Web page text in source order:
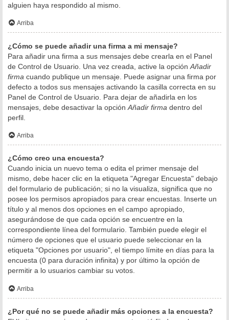
alguien haya respondido al mismo.
Arriba
¿Cómo se puede añadir una firma a mi mensaje?
Para añadir una firma a sus mensajes debe crearla en el Panel
de Control de Usuario. Una vez creada, active la opción Añadir
firma cuando publique un mensaje. Puede asignar una firma por
defecto a todos sus mensajes activando la casilla correcta en su
Panel de Control de Usuario. Para dejar de añadirla en los
mensajes, debe desactivar la opción Añadir firma dentro del
perfil.
Arriba
¿Cómo creo una encuesta?
Cuando inicia un nuevo tema o edita el primer mensaje del
mismo, debe hacer clic en la etiqueta "Agregar Encuesta" debajo
del formulario de publicación; si no la visualiza, significa que no
posee los permisos apropiados para crear encuestas. Inserte un
título y al menos dos opciones en el campo apropiado,
asegurándose de que cada opción se encuentre en la
correspondiente línea del formulario. También puede elegir el
número de opciones que el usuario puede seleccionar en la
etiqueta "Opciones por usuario", el tiempo límite en días para la
encuesta (0 para duración infinita) y por último la opción de
permitir a lo usuarios cambiar su votos.
Arriba
¿Por qué no se puede añadir más opciones a la encuesta?